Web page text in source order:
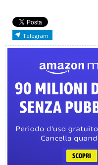
Telegram